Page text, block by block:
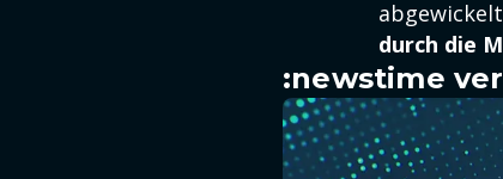
durch die
:newstime